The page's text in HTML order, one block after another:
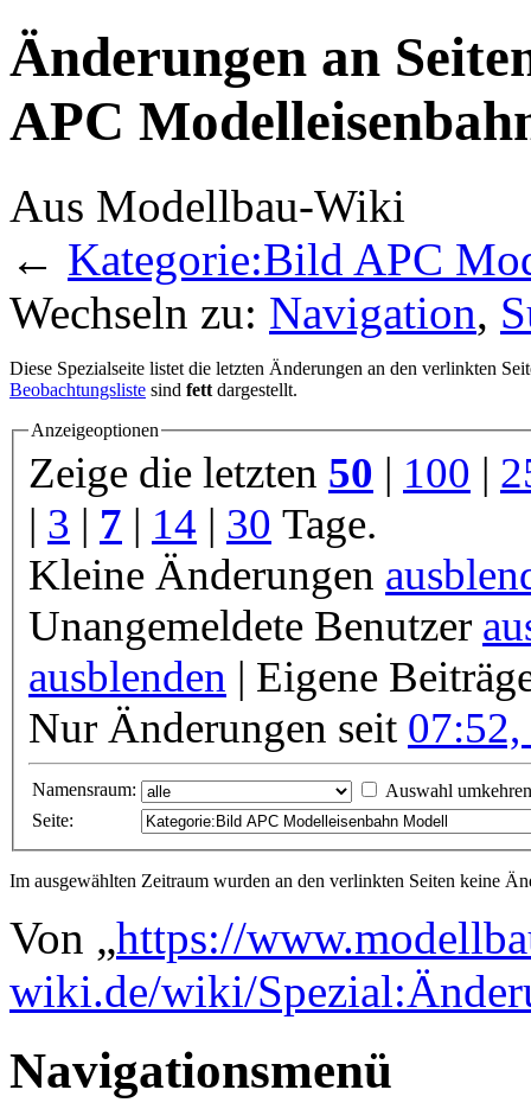
Änderungen an
APC
Aus Modellbau-Wiki
← Kategorie:Bild APC
Wechseln zu: Navigation,
Diese Spezialseite listet die letzten Änderungen an den verlinkten
Beobachtungsliste sind fett dargestellt.
Anzeigeoptionen
Zeige die letzten 50 | 100 |
| 3 | 7 | 14 | 30 Tage.
Kleine Änderungen
Unangemeldete Benutzer
ausblenden | Eigene
Nur Änderungen seit
Namensraum:
Auswahl umkehren
Seite:
Im ausgewählten Zeitraum wurden an den verlinkten Seiten keine
Von „https://
wiki.de/wiki/
Navigationsmenü